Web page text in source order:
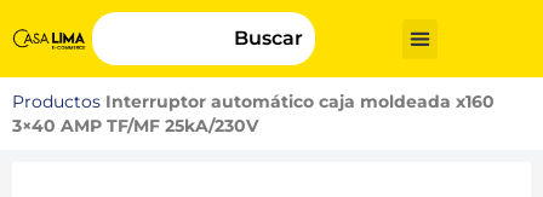
Buscar
Productos Interruptor automático caja moldeada x160
3×40 AMP TF/MF 25kA/230V